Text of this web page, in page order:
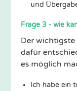
und
Frage 3 - wie
Der
dafür
es möglich
Ich habe ein